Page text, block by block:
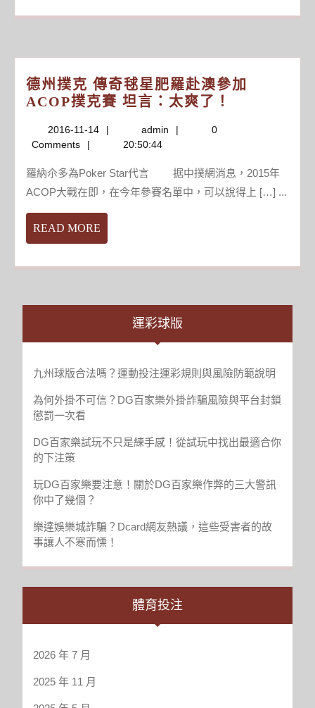
遇
或
受
響
德州撲克 傳奇毬星肥羅赴澳參加
ACOP撲克賽 坦言：太爽了！
傳
奇
毬
赴
參
克
坦
太
2016-11-14
2016-
11-
admin admin
0
Comments
20:50:44
羅納尒多為Poker Star代言 据中撲網消息，2015年
ACOP大戰在即，在今年參賽名單中，可以說得上 […] ...
READ MORE
MORE
運彩球版
九州球版合法嗎？運動投注運彩規則與風險防範說明
為何外掛不可信？DG百家樂外掛詐騙風險與平台封鎖
懲罰一次看
DG百家樂試玩不只是練手感！從試玩中找出最適合你
的下注策
玩DG百家樂要注意！關於DG百家樂作弊的三大警訊
你中了幾個？
樂達娛樂城詐騙？Dcard網友熱議，這些受害者的故
事讓人不寒而慄！
體育投注
2026 年 7 月
2025 年 11 月